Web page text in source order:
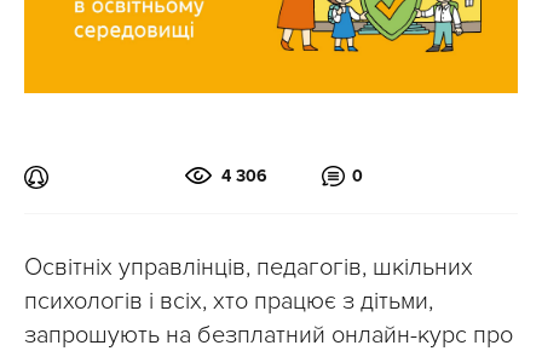
4 306 0
Освітніх управлінців, педагогів, шкільних
психологів і всіх, хто працює з дітьми,
запрошують на безплатний онлайн-курс про